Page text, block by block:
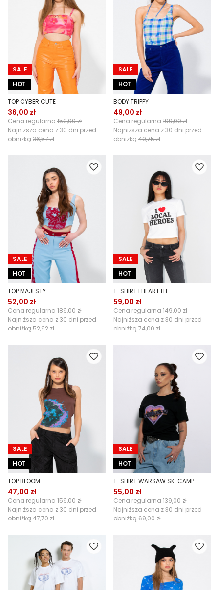
SALE
HOT
TOP CYBER CUTE
36,00 zł
Cena regularna 159,00 zł
Najniższa cena z 30 dni przed
obniżką 36,57 zł
SALE
HOT
BODY TRIPPY
49,00 zł
Cena regularna 199,00 zł
Najniższa cena z 30 dni przed
obniżką 49,75 zł
SALE
HOT
TOP MAJESTY
52,00 zł
Cena regularna 189,00 zł
Najniższa cena z 30 dni przed
obniżką 52,92 zł
SALE
HOT
T-SHIRT I HEART LH
59,00 zł
Cena regularna 149,00 zł
Najniższa cena z 30 dni przed
obniżką 74,00 zł
SALE
HOT
TOP BLOOM
47,00 zł
Cena regularna 159,00 zł
Najniższa cena z 30 dni przed
obniżką 47,70 zł
SALE
HOT
T-SHIRT WARSAW SKI CAMP
55,00 zł
Cena regularna 139,00 zł
Najniższa cena z 30 dni przed
obniżką 69,00 zł